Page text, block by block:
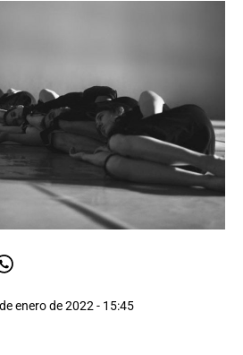
enero de 2022 - 15:45